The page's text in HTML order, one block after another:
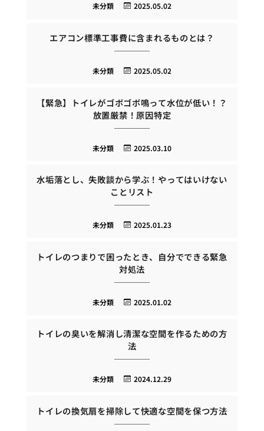
2025.05.02
未分類
エアコン標準工事費に含まれるものとは？
2025.05.02
未分類
【緊急】トイレがゴボゴボ鳴って水位が低い！？
放置厳禁！原因特定
2025.03.10
未分類
水垢落とし、失敗談から学ぶ！やってはいけない
ことリスト
2025.01.23
未分類
トイレのつまりで困ったとき、自分でできる緊急
対処法
2025.01.02
未分類
トイレの臭いを解消し清潔な空間を作るための方
法
2024.12.29
未分類
トイレの換気扇を掃除して快適な空間を保つ方法